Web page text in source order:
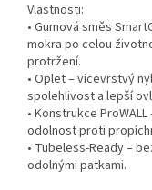
Vlastnosti:
• Gumová směs
mokra po celou
protržení.
• Oplet – vícevrstvý
spolehlivost a lepší
• Konstrukce
odolnost proti
• Tubeless-Ready –
odolnými patkami.